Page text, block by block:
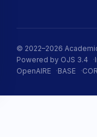
© 2022–2026
Powered by OJS 3.4
OpenAIRE
BASE